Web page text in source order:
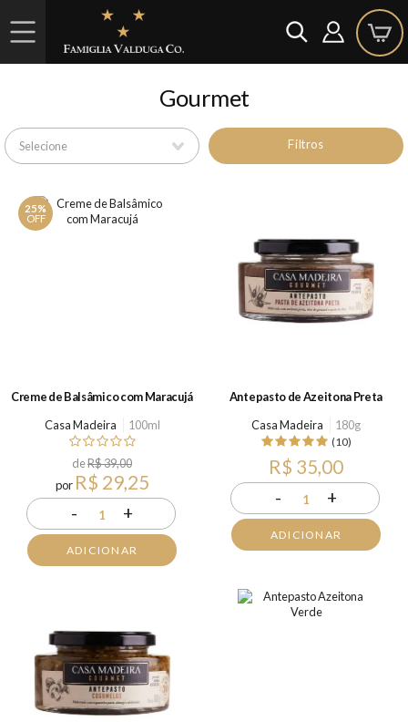
Gourmet
Filtros
25%
OFF
Creme de Balsâmico com Maracujá
Casa Madeira
100ml
deR$ 39,00
por R$ 29,25
- 1 +
ADICIONAR
Antepasto de Azeitona Preta
Casa Madeira
180g
(10)
R$ 35,00
- 1 +
ADICIONAR